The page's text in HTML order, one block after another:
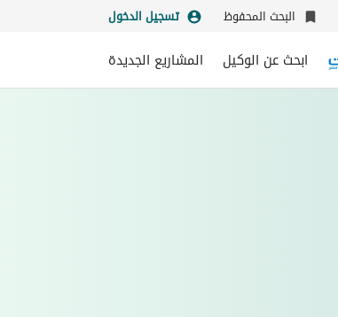
البحث المحفوظ تسجيل الدخول
ابحث عن الوكيل المشاريع الجديدة